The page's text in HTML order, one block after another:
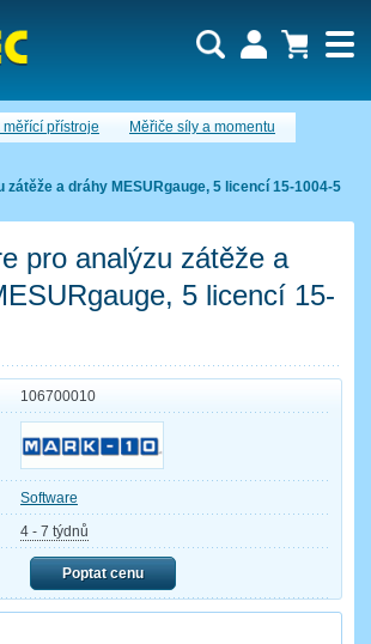
měřící přístroje
Měřiče síly a momentu
zátěže a dráhy MESURgauge, 5 licencí 15-1004-5
pro analýzu zátěže a
5 licencí 15-
106700010
Software
4 - 7 týdnů
Poptat cenu
Nákupní košík je momentálně prázdný.
Počet produktů:0
Uživatel:
Zapomenuté heslo Nová registrace